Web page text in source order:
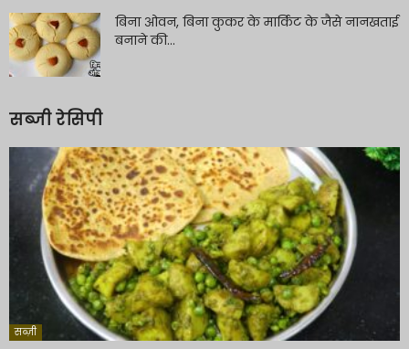
बिना ओवन, बिना कुकर के मार्किट के जैसे नानखताई
बनाने की...
सब्जी रेसिपी
सब्ज़ी